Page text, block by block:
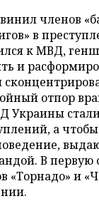
членов
в
к МВД,
и
отпор
Украины
а
В первую
«Торнадо» и